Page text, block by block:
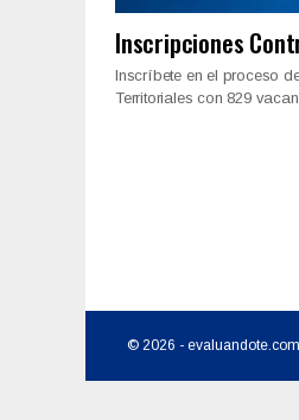
Inscripciones
Inscríbete en el proceso
Territoriales con 829
© 2026 -